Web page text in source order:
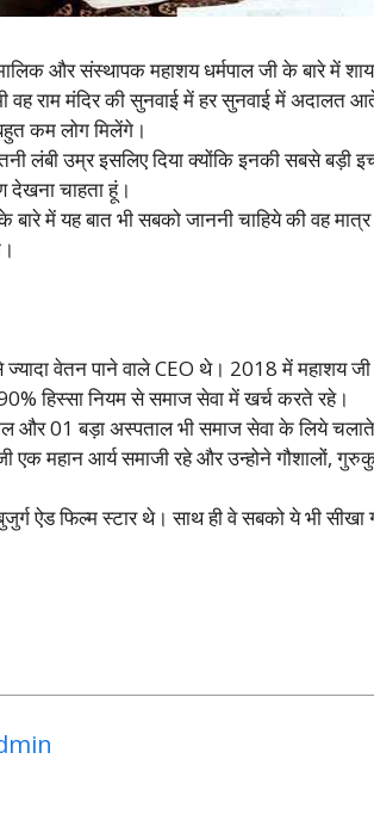
और संस्थापक महाशय धर्मपाल जी के बारे में
वह राम मंदिर की सुनवाई में हर सुनवाई में
कम लोग मिलेंगे।
लंबी उम्र इसलिए दिया क्योंकि इनकी सबसे बड़ी
देखना चाहता हूं।
बारे में यह बात भी सबको जाननी चाहिये की वह
वेतन पाने वाले CEO थे। 2018 में महाशय
हिस्सा नियम से समाज सेवा में खर्च करते रहे।
और 01 बड़ा अस्पताल भी समाज सेवा के लिये चलाते
एक महान आर्य समाजी रहे और उन्होने गौशालों,
ऐड फिल्म स्टार थे। साथ ही वे सबको ये भी सीखा